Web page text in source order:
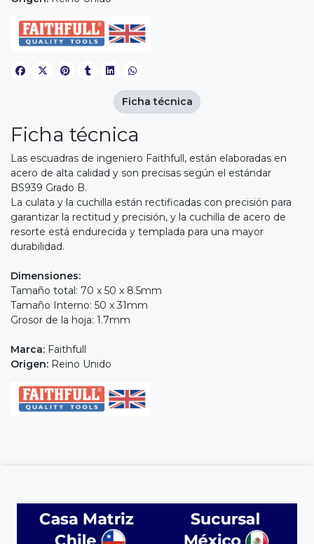
Ficha técnica
Las escuadras de ingeniero Faithfull, están elaboradas en
acero de alta calidad y son precisas según el estándar
BS939 Grado B.
La culata y la cuchilla están rectificadas con precisión para
garantizar la rectitud y precisión, y la cuchilla de acero de
resorte está endurecida y templada para una mayor
durabilidad.
Dimensiones:
Tamaño total: 70 x 50 x 8.5mm
Tamaño Interno: 50 x 31mm
Grosor de la hoja: 1.7mm
Marca: Faithfull
Origen: Reino Unido
Ficha técnica